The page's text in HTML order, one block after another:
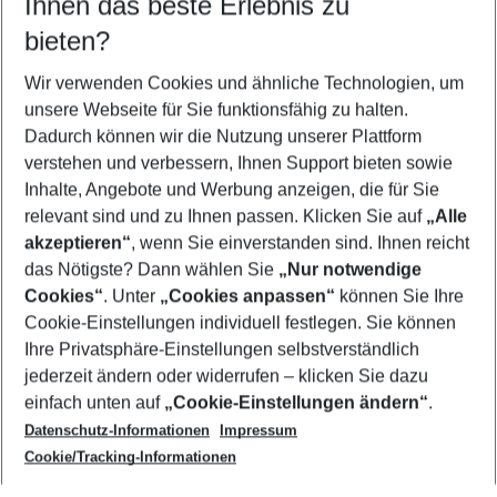
12.08.26– 10.08.27 5-8 Nächte
2 Erwachsene Keine Kinder
Mehr Filter anzeigen
Footer
Footer navigation
Über uns
AGB
Cookie-Einstellungen ändern
Cookie-Richtlinie
Datenschutz
Service & Hilfe
Barrierefreies Reisen
Check-in
Folgen Sie uns
bieten?
Wir verwenden Cookies und ähnliche Technologien, um
unsere Webseite für Sie funktionsfähig zu halten.
Dadurch können wir die Nutzung unserer Plattform
verstehen und verbessern, Ihnen Support bieten sowie
Inhalte, Angebote und Werbung anzeigen, die für Sie
relevant sind und zu Ihnen passen. Klicken Sie auf „Alle
akzeptieren“, wenn Sie einverstanden sind. Ihnen reicht
das Nötigste? Dann wählen Sie „Nur notwendige
Cookies“. Unter „Cookies anpassen“ können Sie Ihre
Cookie-Einstellungen individuell festlegen. Sie können
Ihre Privatsphäre-Einstellungen selbstverständlich
jederzeit ändern oder widerrufen – klicken Sie dazu
einfach unten auf „Cookie-Einstellungen ändern“.
Datenschutz-Informationen
Impressum
Cookie/Tracking-Informationen